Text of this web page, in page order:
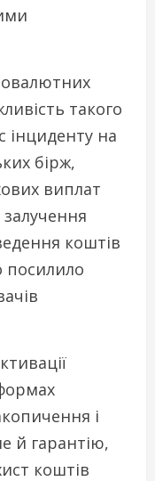
такого
інциденту на
бірж,
виплат
коштів
посилило
і
й гарантію,
коштів